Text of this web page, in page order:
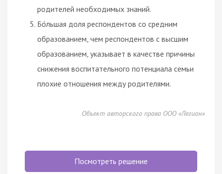
родителей необходимых знаний.
Бо́льшая доля респондентов со средним
образованием, чем респондентов с высшим
образованием, указывает в качестве причины
снижения воспитательного потенциала семьи
плохие отношения между родителями.
Объект авторского права ООО «Легион»
Посмотреть решение